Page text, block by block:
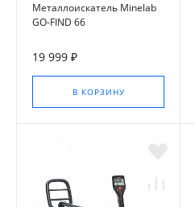
Металлоискатель Minelab
GO-FIND 66
19 999 ₽
В КОРЗИНУ